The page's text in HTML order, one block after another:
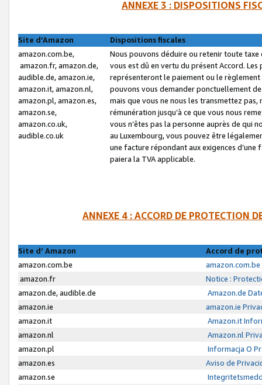
ANNEXE 3 : DISPOSITIONS
Site d’Amazon
Dispositions fiscales
amazon.com.be,
amazon.fr, amazon.de,
audible.de, amazon.ie,
amazon.it, amazon.nl,
amazon.pl, amazon.es,
amazon.se,
amazon.co.uk,
audible.co.uk
Nous pouvons déduire ou retenir toute
vous est dû en vertu du présent Accord.
représenteront le paiement ou le
pouvons vous demander ponctuellement
mais que vous ne nous les transmettez
rémunération jusqu’à ce que vous nous
vous n’êtes pas la personne auprès de qui
au Luxembourg, vous pouvez être
une facture répondant aux exigences
paiera la TVA applicable.
ANNEXE 4 : ACCORD DE PROTECTION
Site d’ Amazon
Accord de
amazon.com.be
amazon.fr
Notice :
amazon.de, audible.de
Amazon.de
amazon.ie
amazon.ie
amazon.it
Amazon.it
amazon.nl
Amazon.nl
amazon.pl
Informacja O
amazon.es
Aviso de
amazon.se